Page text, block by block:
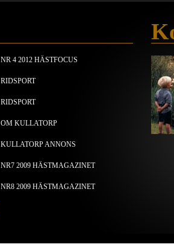
NR 4 2012 HÄSTFOCUS
RIDSPORT
RIDSPORT
OM KULLATORP
KULLATORP ANNONS
NR7 2009 HÄSTMAGAZINET
NR8 2009 HÄSTMAGAZINET